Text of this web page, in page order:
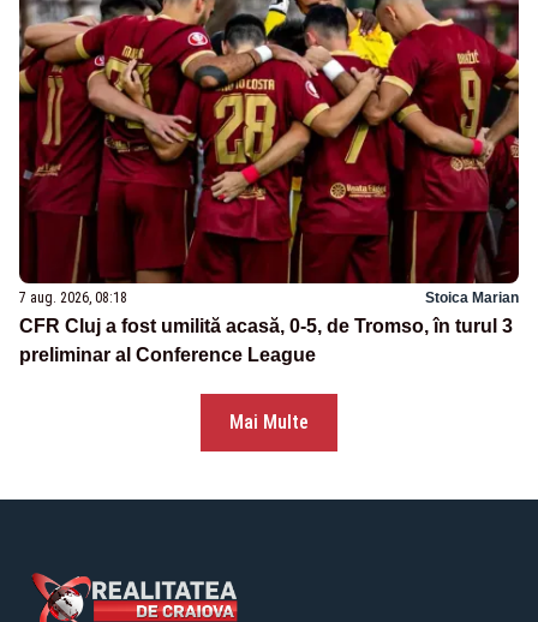
7 aug. 2026, 08:18 Stoica Marian
CFR Cluj a fost umilită acasă, 0-5, de Tromso, în turul 3
preliminar al Conference League
Mai Multe